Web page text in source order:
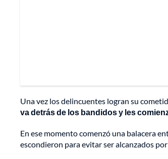
Una vez los delincuentes logran su
va detrás de los bandidos y les
En ese momento comenzó una balacera
escondieron para evitar ser alcanzados